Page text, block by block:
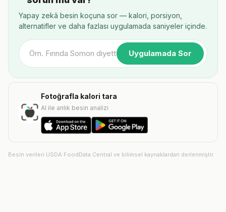
Yapay zekâ besin koçuna sor — kalori, porsiyon,
alternatifler ve daha fazlası uygulamada saniyeler içinde.
Uygulamada Sor
Fotoğrafla kalori tara
AI ile anlık besin analizi
Besin verileri USDA FoodData Central ve bilimsel kaynaklardan derlenmiştir.